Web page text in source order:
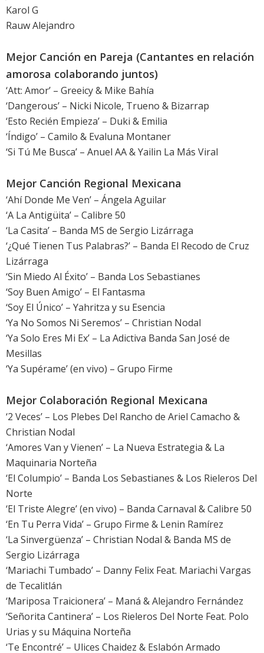
Karol G
Rauw Alejandro
Mejor Canción en Pareja (Cantantes en relación
amorosa colaborando juntos)
‘Att: Amor’ – Greeicy & Mike Bahía
‘Dangerous’ – Nicki Nicole, Trueno & Bizarrap
‘Esto Recién Empieza’ – Duki & Emilia
‘Índigo’ – Camilo & Evaluna Montaner
‘Si Tú Me Busca’ – Anuel AA & Yailin La Más Viral
Mejor Canción Regional Mexicana
‘Ahí Donde Me Ven’ – Ángela Aguilar
‘A La Antigüita’ – Calibre 50
‘La Casita’ – Banda MS de Sergio Lizárraga
‘¿Qué Tienen Tus Palabras?’ – Banda El Recodo de Cruz
Lizárraga
‘Sin Miedo Al Éxito’ – Banda Los Sebastianes
‘Soy Buen Amigo’ – El Fantasma
‘Soy El Único’ – Yahritza y su Esencia
‘Ya No Somos Ni Seremos’ – Christian Nodal
‘Ya Solo Eres Mi Ex’ – La Adictiva Banda San José de
Mesillas
‘Ya Supérame’ (en vivo) – Grupo Firme
Mejor Colaboración Regional Mexicana
‘2 Veces’ – Los Plebes Del Rancho de Ariel Camacho &
Christian Nodal
‘Amores Van y Vienen’ – La Nueva Estrategia & La
Maquinaria Norteña
‘El Columpio’ – Banda Los Sebastianes & Los Rieleros Del
Norte
‘El Triste Alegre’ (en vivo) – Banda Carnaval & Calibre 50
‘En Tu Perra Vida’ – Grupo Firme & Lenin Ramírez
‘La Sinvergüenza’ – Christian Nodal & Banda MS de
Sergio Lizárraga
‘Mariachi Tumbado’ – Danny Felix Feat. Mariachi Vargas
de Tecalitlán
‘Mariposa Traicionera’ – Maná & Alejandro Fernández
‘Señorita Cantinera’ – Los Rieleros Del Norte Feat. Polo
Urias y su Máquina Norteña
‘Te Encontré’ – Ulices Chaidez & Eslabón Armado